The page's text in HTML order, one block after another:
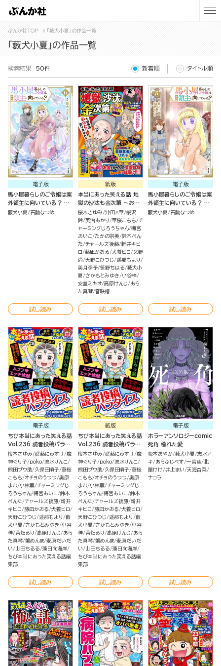
ぶんか社TOP 「藪犬小夏」の作品一覧
「藪犬小夏」の作品一覧
検索結果 50件 新着順 タイトル順
電子版
馬小屋暮らしのご令嬢は案
外領主に向いている？ コ
ミック版 （6）
藪犬小夏 石動なつめ
試し読み
紙版
本当にあった笑える話 地
獄の沙汰も金次第 ～お金
にまつわるウラ話大集合～
桜木さゆみ 沖田×華 桜沢
鈴 英治あかり 華桜こもも チ
ャーミングじろうちゃん 梅宮
あいこ たかの宗美 鈴木ぺん
た チャールズ後藤 新井キヒ
ロ 藤凪かおる 犬養ヒロ 又野
尚 天野こひつじ 遥那もより
美月李予 笹野ちはる 藪犬小
夏 さかもとみゆき 小谷梓
安堂ミキオ 高原けんじ
あら
た真琴 音咲椿
試し読み
電子版
馬小屋暮らしのご令嬢は案
外領主に向いている？ コ
ミック版 （5）
藪犬小夏 石動なつめ
試し読み
電子版
ちび本当にあった笑える話
Vol.236 読者投稿パラダ
イス
桜木さゆみ 磋藤にゅすけ 魔
神ぐり子 poko 流水りんこ
熊田プウ助 久保田順子 華桜
こもも オチョのうつつ 奥原
まむ 小林薫 チャーミングじ
ろうちゃん 梅宮あいこ 鈴木
ぺんた チャールズ後藤 新井
キヒロ 藤凪かおる 犬養ヒロ
天野こひつじ 遥那もより
藪
犬小夏 さかもとみゆき 小谷
梓 茶畑るり 高原けんじ
あら
た真琴 蟹めんま 麦原だいだ
い
山田ちるる 藻日向海岸
ちび本当にあった笑える話編
集部
試し読み
紙版
ちび本当にあった笑える話
Vol.236 読者投稿パラダ
イス
桜木さゆみ 磋藤にゅすけ 魔
神ぐり子 poko 流水りんこ
熊田プウ助 久保田順子 華桜
こもも オチョのうつつ 奥原
まむ 小林薫 チャーミングじ
ろうちゃん 梅宮あいこ 鈴木
ぺんた チャールズ後藤 新井
キヒロ 藤凪かおる 犬養ヒロ
天野こひつじ 遥那もより
藪
犬小夏 さかもとみゆき 小谷
梓 茶畑るり 高原けんじ
あら
た真琴 蟹めんま 麦原だいだ
い
山田ちるる 藻日向海岸
ちび本当にあった笑える話編
集部
試し読み
電子版
ホラーアンソロジーcomic
死角 穢れた愛
松本あやか 藪犬小夏 志水ア
キ
あらふじぺす 一宮幽 北
屋けけ 井上まい 天海杏菜
ナコラ
試し読み